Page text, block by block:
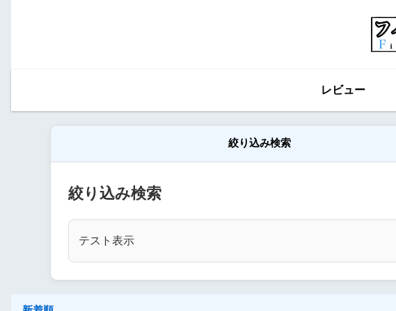
レビュー
絞り込み検索
絞り込み検索
テスト表示